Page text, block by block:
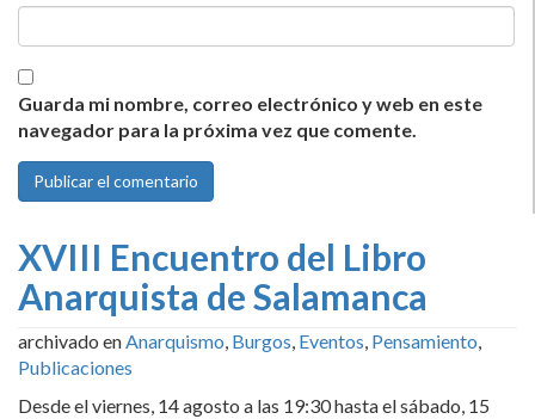
Guarda mi nombre, correo electrónico y web en este
navegador para la próxima vez que comente.
XVIII Encuentro del Libro
Anarquista de Salamanca
archivado enAnarquismo, Burgos, Eventos, Pensamiento,
Publicaciones
Desde el viernes, 14 agosto a las 19:30 hasta el sábado, 15